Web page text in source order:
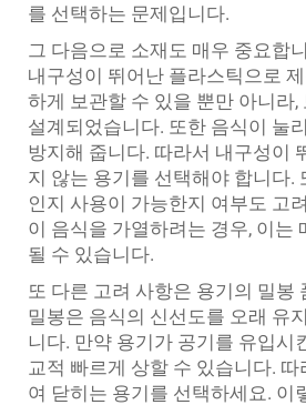
를 선택하는 문제입니다.
그 다음으로 소재도 매우 중요합
내구성이 뛰어난 플라스틱으로
하게 보관할 수 있을 뿐만 아니라,
설계되었습니다. 또한 음식이 눌
방지해 줍니다. 따라서 내구성이
지 않는 용기를 선택해야 합니다.
인지 사용이 가능한지 여부도 고
이 음식을 가열하려는 경우, 이는
될 수 있습니다.
또 다른 고려 사항은 용기의 밀봉
밀봉은 음식의 신선도를 오래 유
니다. 만약 용기가 공기를 유입시
교적 빠르게 상할 수 있습니다.
여 닫히는 용기를 선택하세요. 이